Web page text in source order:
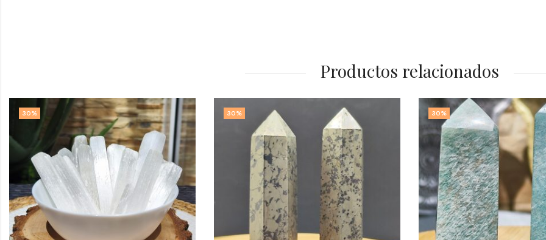
Productos relacionados
30% 30% 30%